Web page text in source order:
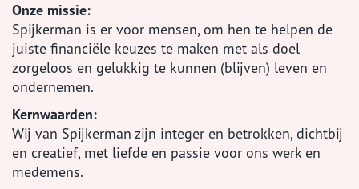
Onze missie:
Spijkerman is er voor mensen, om hen te helpen de
juiste financiële keuzes te maken met als doel
zorgeloos en gelukkig te kunnen (blijven) leven en
ondernemen.
Kernwaarden:
Wij van Spijkerman zijn integer en betrokken, dichtbij
en creatief, met liefde en passie voor ons werk en
medemens.